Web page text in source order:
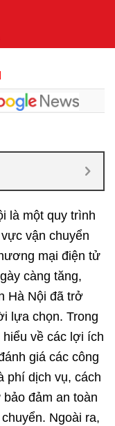
là một quy trình
vận chuyển
mại điện tử
càng tăng,
Hà Nội đã trở
lựa chọn. Trong
về các lợi ích
giá các công
phí dịch vụ, cách
đảm an toàn
Ngoài ra,